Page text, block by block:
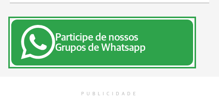
Participe de nossos
Grupos de Whatsapp
PUBLICIDADE